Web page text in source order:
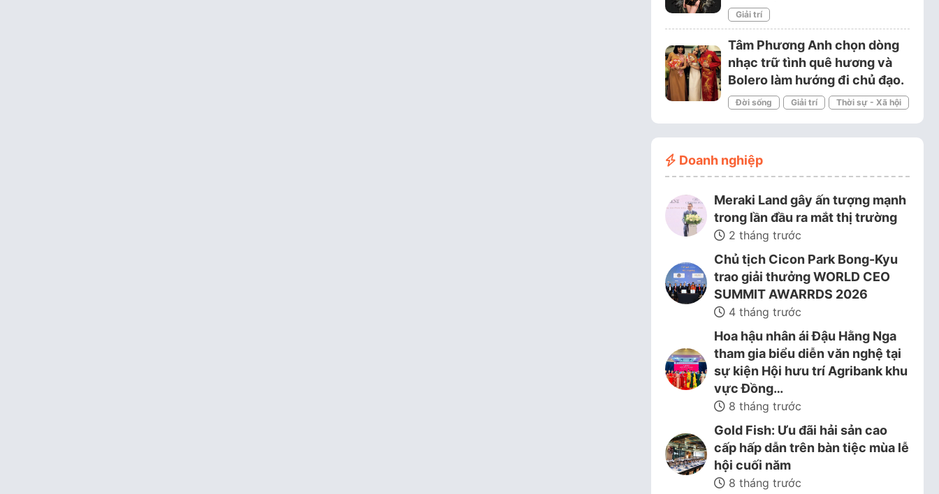
Giải trí
Tâm Phương Anh chọn dòng
nhạc trữ tình quê hương và
Bolero làm hướng đi chủ đạo.
Đời sống Giải trí Thời sự - Xã hội
Doanh nghiệp
Meraki Land gây ấn tượng mạnh
trong lần đầu ra mắt thị trường
2 tháng trước
Chủ tịch Cicon Park Bong-Kyu
trao giải thưởng WORLD CEO
SUMMIT AWARRDS 2026
4 tháng trước
Hoa hậu nhân ái Đậu Hằng Nga
tham gia biểu diễn văn nghệ tại
sự kiện Hội hưu trí Agribank khu
vực Đồng…
8 tháng trước
Gold Fish: Ưu đãi hải sản cao
cấp hấp dẫn trên bàn tiệc mùa lễ
hội cuối năm
8 tháng trước